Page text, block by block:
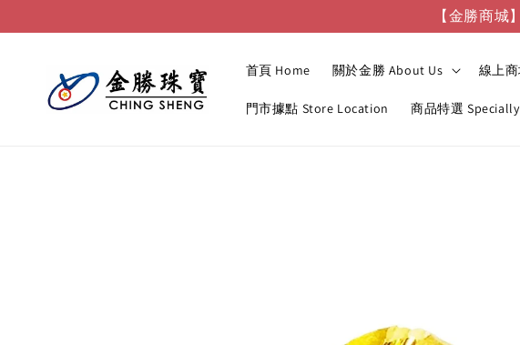
【金勝商城
首頁 Home 關於金勝 About Us 線上
門市據點 Store Location 商品特選 Specially